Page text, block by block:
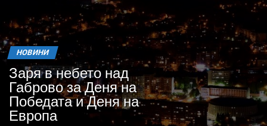
НОВИНИ
Заря в небето над
Габрово за Деня на
Победата и Деня на
Европа